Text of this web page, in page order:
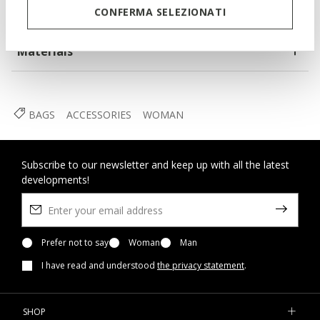
CONFERMA SELEZIONATI
Materials
BAGS ACCESSORIES WOMAN
Subscribe to our newsletter and keep up with all the latest
developments!
Prefer not to say Woman
Man
I have read and understood the privacy statement.
SHOP